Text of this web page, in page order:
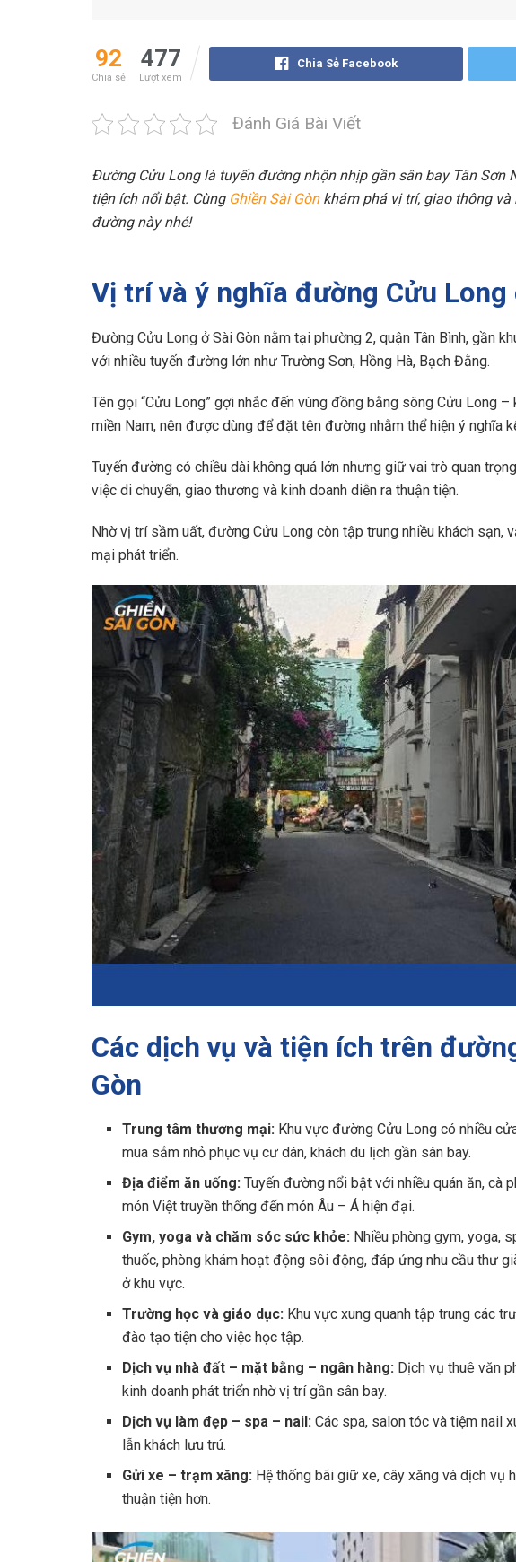
92
Chia sẻ
477
Lượt xem
Chia Sẻ Facebook
Đánh Giá Bài Viết
Đường Cửu Long là tuyến đường nhộn nhịp gần sân bay Tân Sơn
tiện ích nổi bật. Cùng Ghiền Sài Gònkhám phá vị trí, giao thông
đường này nhé!
Vị trí và ý nghĩa đường Cửu Long
Đường Cửu Long ở Sài Gòn nằm tại phường 2, quận Tân Bình, gần
với nhiều tuyến đường lớn như Trường Sơn, Hồng Hà, Bạch Đằng.
Tên gọi “Cửu Long” gợi nhắc đến vùng đồng bằng sông Cửu Long
miền Nam, nên được dùng để đặt tên đường nhằm thể hiện ý nghĩa
Tuyến đường có chiều dài không quá lớn nhưng giữ vai trò quan
việc di chuyển, giao thương và kinh doanh diễn ra thuận tiện.
Nhờ vị trí sầm uất, đường Cửu Long còn tập trung nhiều khách sạn,
mại phát triển.
Các dịch vụ và tiện ích trên
Gòn
Trung tâm thương mại: Khu vực đường Cửu Long có nhiều
mua sắm nhỏ phục vụ cư dân, khách du lịch gần sân bay.
Địa điểm ăn uống: Tuyến đường nổi bật với nhiều quán ăn, cà
món Việt truyền thống đến món Âu – Á hiện đại.
Gym, yoga và chăm sóc sức khỏe: Nhiều phòng gym, yoga,
thuốc, phòng khám hoạt động sôi động, đáp ứng nhu cầu thư
ở khu vực.
Trường học và giáo dục: Khu vực xung quanh tập trung các
đào tạo tiện cho việc học tập.
Dịch vụ nhà đất – mặt bằng – ngân hàng: Dịch vụ thuê văn
kinh doanh phát triển nhờ vị trí gần sân bay.
Dịch vụ làm đẹp – spa – nail: Các spa, salon tóc và tiệm nail
lẫn khách lưu trú.
Gửi xe – trạm xăng: Hệ thống bãi giữ xe, cây xăng và dịch vụ
thuận tiện hơn.